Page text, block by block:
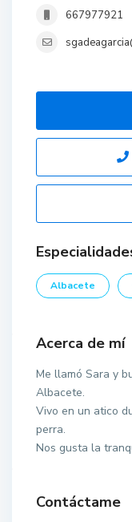
667977921
Albacete
Acerca de mí
Me llamó Sara y
Albacete.
Vivo en un atico
perra.
Nos gusta la
Contáctame